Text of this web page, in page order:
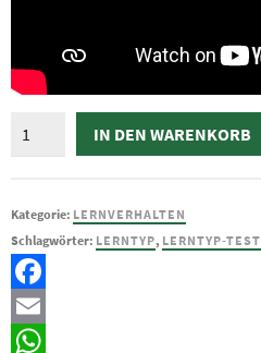
Lerntyp-
IN DEN WARENKORB
Kategorie: LERNVERHALTEN
Schlagwörter: LERNTYP, LERNTYP-TEST
Facebook
Email